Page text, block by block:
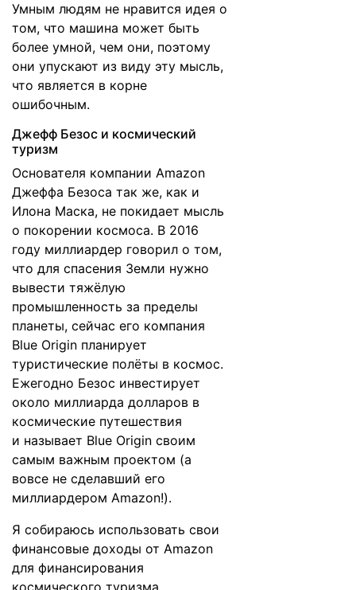
Умным людям не нравится идея о
том, что машина может быть
более умной, чем они, поэтому
они упускают из виду эту мысль,
что является в корне
ошибочным.
Джефф Безос и космический
туризм
Основателя компании Amazon
Джеффа Безоса так же, как и
Илона Маска, не покидает мысль
о покорении космоса. В 2016
году миллиардер говорил о том,
что для спасения Земли нужно
вывести тяжёлую
промышленность за пределы
планеты, сейчас его компания
Blue Origin планирует
туристические полёты в космос.
Ежегодно Безос инвестирует
около миллиарда долларов в
космические путешествия
и называет Blue Origin своим
самым важным проектом (а
вовсе не сделавший его
миллиардером Amazon!).
Я собираюсь использовать свои
финансовые доходы от Amazon
для финансирования
космического туризма.